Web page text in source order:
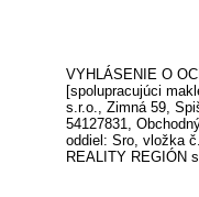
VYHLÁSENIE O
[spolupracujúci
s.r.o., Zimná 59,
54127831,
oddiel: Sro, vložka
REALITY REGIÓN